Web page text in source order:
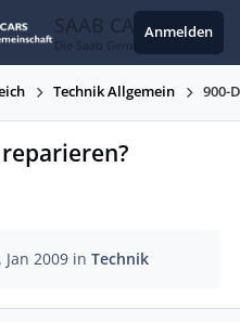
SAAB CARS
Die Saab Gemeinschaft
Anmelden
Technik Allgemein 900-
Jan 2009 inTechnik